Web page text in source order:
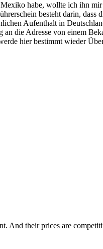
habe, wollte ich ihn
besteht darin,
Aufenthalt in
die Adresse von einem
hier bestimmt wieder
And their prices are